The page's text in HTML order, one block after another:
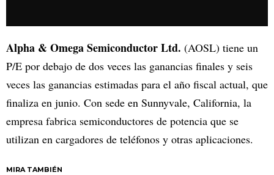
Alpha & Omega Semiconductor Ltd. (AOSL) tiene un
P/E por debajo de dos veces las ganancias finales y seis
veces las ganancias estimadas para el año fiscal actual, que
finaliza en junio. Con sede en Sunnyvale, California, la
empresa fabrica semiconductores de potencia que se
utilizan en cargadores de teléfonos y otras aplicaciones.
MIRA TAMBIÉN